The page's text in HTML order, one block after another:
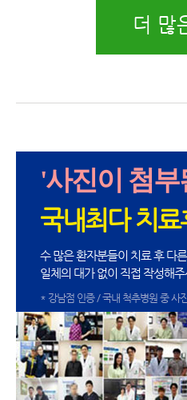
더 많
'사진이 첨부
국내최다 치
수 많은 환자분들이 치료 후 다
일체의 대가 없이 직접 작성해
* 강남점 인증 / 국내 척추병원 중